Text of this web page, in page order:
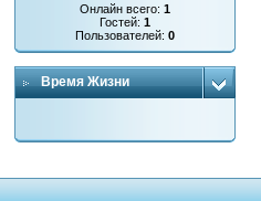
Онлайн всего:1
Гостей:1
Пользователей:0
Время Жизни